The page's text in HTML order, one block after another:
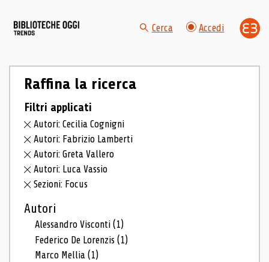
Cerca Accedi
Raffina la ricerca
Filtri applicati
Autori: Cecilia Cognigni
Autori: Fabrizio Lamberti
Autori: Greta Vallero
Autori: Luca Vassio
Sezioni: Focus
Autori
Alessandro Visconti(1)
Federico De Lorenzis(1)
Marco Mellia(1)